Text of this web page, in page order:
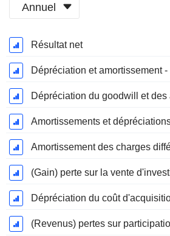
Annuel
Période
Fiscale:
Décembre
Résultat net
Dépréciation et amortissement -
Amortissements et
(Revenus) pertes sur